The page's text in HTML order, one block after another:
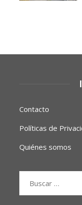
Contacto
Políticas de
Quiénes somos